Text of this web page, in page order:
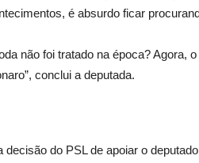
é absurdo ficar
não foi tratado na época? Agora,
conclui a deputada.
do PSL de apoiar o